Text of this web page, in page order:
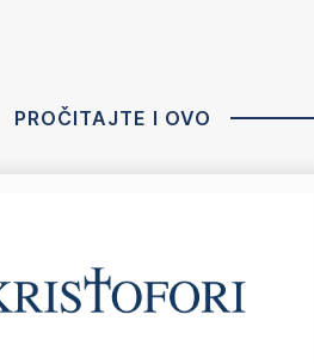
PROČITAJTE I OVO